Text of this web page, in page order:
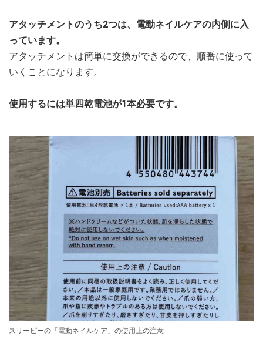
アタッチメントのうち2つは、電動ネイルケアの内側に入
っています。
アタッチメントは簡単に交換ができるので、順番に使って
いくことになります。
使用するには単四乾電池が1本必要です。
スリーピーの「電動ネイルケア」の使用上の注意